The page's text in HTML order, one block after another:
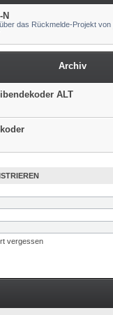
das Rückmelde-Projekt von
Archiv
ALT
vergessen